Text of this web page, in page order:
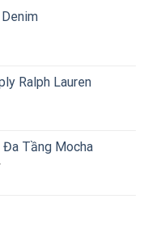
Ralph Lauren
Đa Tầng Mocha